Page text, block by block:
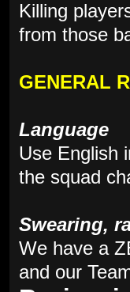
Killing
from those
GENERAL
Language
Use English
the squad
Swearing,
We have a
and our